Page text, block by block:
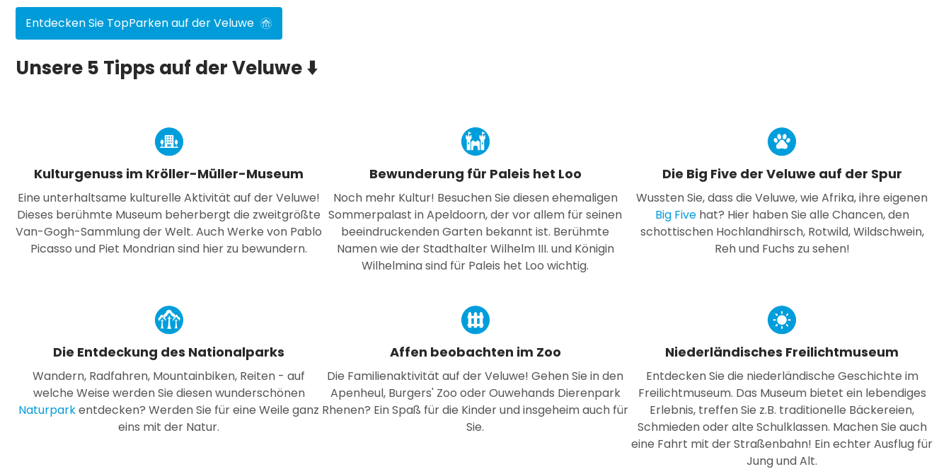
Entdecken Sie TopParken auf der Veluwe
Unsere 5 Tipps auf der Veluwe ⬇️
Kulturgenuss im Kröller-Müller-Museum
Eine unterhaltsame kulturelle Aktivität auf der Veluwe!
Dieses berühmte Museum beherbergt die zweitgrößte
Van-Gogh-Sammlung der Welt. Auch Werke von Pablo
Picasso und Piet Mondrian sind hier zu bewundern.
Bewunderung für Paleis het Loo
Noch mehr Kultur! Besuchen Sie diesen ehemaligen
Sommerpalast in Apeldoorn, der vor allem für seinen
beeindruckenden Garten bekannt ist. Berühmte
Namen wie der Stadthalter Wilhelm III. und Königin
Wilhelmina sind für Paleis het Loo wichtig.
Die Big Five der Veluwe auf der Spur
Wussten Sie, dass die Veluwe, wie Afrika, ihre eigenen
Big Fivehat? Hier haben Sie alle Chancen, den
schottischen Hochlandhirsch, Rotwild, Wildschwein,
Reh und Fuchs zu sehen!
Die Entdeckung des Nationalparks
Wandern, Radfahren, Mountainbiken, Reiten - auf
welche Weise werden Sie diesen wunderschönen
Naturparkentdecken? Werden Sie für eine Weile ganz
eins mit der Natur.
Affen beobachten im Zoo
Die Familienaktivität auf der Veluwe! Gehen Sie in den
Apenheul, Burgers' Zoo oder Ouwehands Dierenpark
Rhenen? Ein Spaß für die Kinder und insgeheim auch für
Sie.
Niederländisches Freilichtmuseum
Entdecken Sie die niederländische Geschichte im
Freilichtmuseum. Das Museum bietet ein lebendiges
Erlebnis, treffen Sie z.B. traditionelle Bäckereien,
Schmieden oder alte Schulklassen. Machen Sie auch
eine Fahrt mit der Straßenbahn! Ein echter Ausflug für
Jung und Alt.